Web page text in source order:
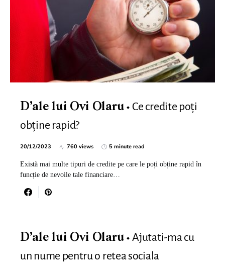
D’ale lui Ovi Olaru
Ce credite poți
obține rapid?
20/12/2023 760 views 5 minute read
Există mai multe tipuri de credite pe care le poți obține rapid în
funcție de nevoile tale financiare…
D’ale lui Ovi Olaru
Ajutati-ma cu
un nume pentru o retea sociala